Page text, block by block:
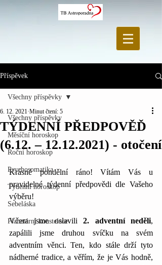
Příspěvek
Všechny příspěvky
Měsíční horoskop
Roční horoskop
Psychosomatika
Týdenní horoskop
Sebeláska
Planetární konstelace
Všechny příspěvky
TÝDENNÍ PŘEDPOVĚĎ
(6.12. – 12.12.2021) - otočení
6. 12. 2021 Minut čtení: 5
Krásné pondělní ráno! Vítám Vás u
pravidelné týdenní předpovědi dle Vašeho
výběru!
Včera jsme oslavili 2. adventní neděli,
zapálili jsme druhou svíčku na svém
adventním věnci. Ten, kdo stále drží tyto
nádherné tradice, a věřím, že je Vás hodně,